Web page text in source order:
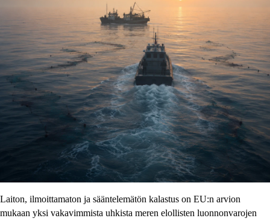
Laiton, ilmoittamaton ja sääntelemätön kalastus on EU:n arvion
mukaan yksi vakavimmista uhkista meren elollisten luonnonvarojen